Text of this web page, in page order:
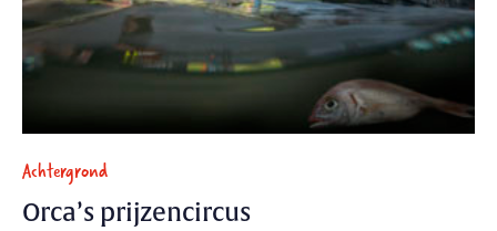
Achtergrond
Orca’s prijzencircus